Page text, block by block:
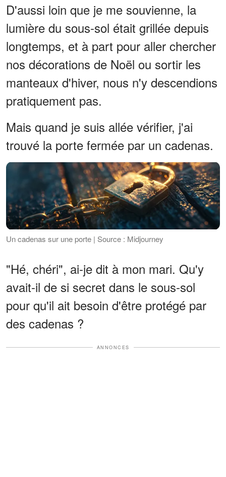
D'aussi loin que je me souvienne, la
lumière du sous-sol était grillée depuis
longtemps, et à part pour aller chercher
nos décorations de Noël ou sortir les
manteaux d'hiver, nous n'y descendions
pratiquement pas.
Mais quand je suis allée vérifier, j'ai
trouvé la porte fermée par un cadenas.
Un cadenas sur une porte | Source : Midjourney
"Hé, chéri", ai-je dit à mon mari. Qu'y
avait-il de si secret dans le sous-sol
pour qu'il ait besoin d'être protégé par
des cadenas ?
ANNONCES